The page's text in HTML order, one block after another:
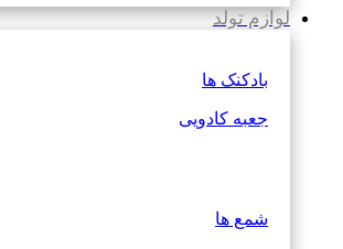
لوازم تولد
بادکنک ها
جعبه کادویی
شمع ها